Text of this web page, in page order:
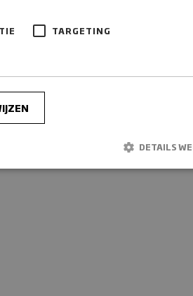
TARGETING
DETAILS